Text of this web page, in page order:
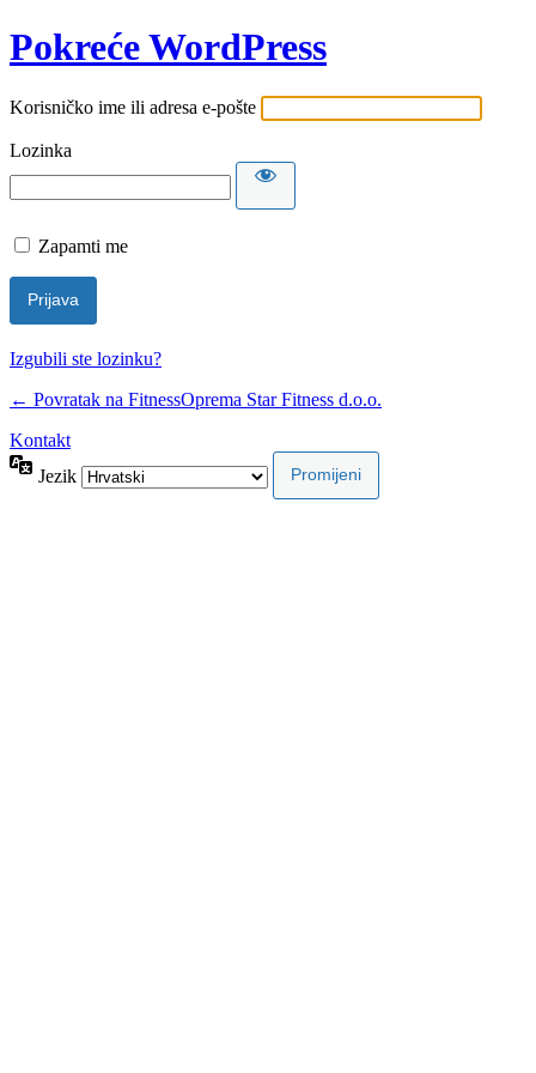
Pokreće WordPress
Korisničko ime ili adresa e-pošte
Lozinka
Zapamti me
Izgubili ste lozinku?
← Povratak na FitnessOprema Star Fitness d.o.o.
Kontakt
Jezik